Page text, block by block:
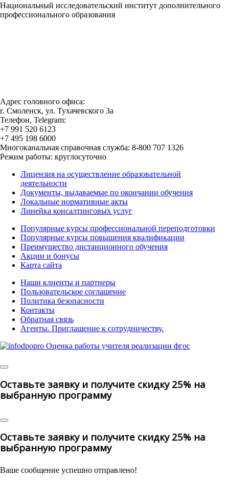
Национальный исследовательский институт дополнительного
профессионального образования
Адрес головного офиса:
г. Смоленск, ул. Тухачевского 3а
Телефон, Telegram:
+7 991 520 6123
+7 495 198 6000
Многоканальная справочная служба: 8-800 707 1326
Режим работы: круглосуточно
Лицензия на осуществление образовательной
деятельности
Документы, выдаваемые по окончании обучения
Локальные нормативные акты
Линейка консалтинговых услуг
Популярные курсы профессиональной переподготовки
Популярные курсы повышения квалификации
Преимущество дистанционного обучения
Акции и бонусы
Карта сайта
Наши клиенты и партнеры
Пользовательское соглашение
Политика безопасности
Контакты
Обратная связь
Агенты. Приглашение к сотрудничеству.
Оставьте заявку и получите скидку 25% на
выбранную программу
Оставьте заявку и получите скидку 25% на
выбранную программу
Ваше сообщение успешно отправлено!